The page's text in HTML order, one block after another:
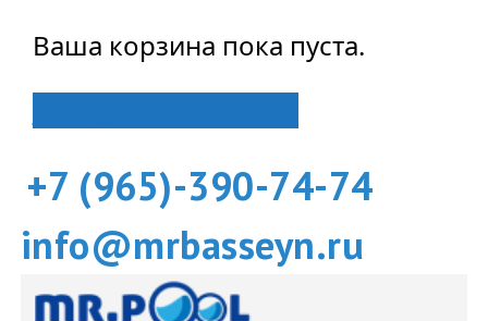
Ваша корзина пока пуста.
+7 (965)-390-74-74
info@mrbasseyn.ru